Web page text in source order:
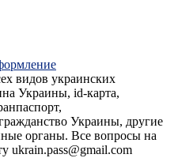
видов украинских
Украины, id-карта,
Украины, другие
органы. Все вопросы на
ukrain.pass@gmail.com